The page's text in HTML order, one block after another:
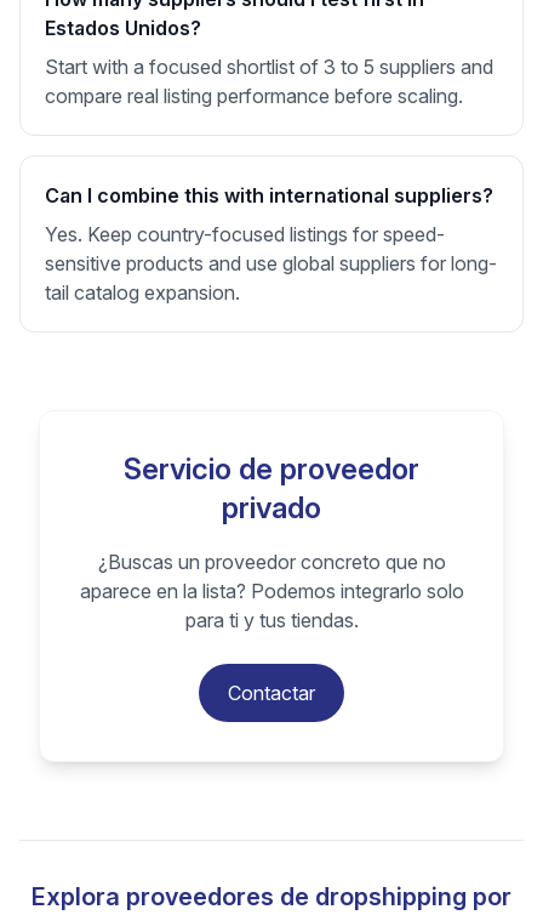
Estados Unidos?
Start with a focused shortlist of 3 to 5 suppliers and
compare real listing performance before scaling.
Can I combine this with international suppliers?
Yes. Keep country-focused listings for speed-
sensitive products and use global suppliers for long-
tail catalog expansion.
Servicio de proveedor
privado
¿Buscas un proveedor concreto que no
aparece en la lista? Podemos integrarlo solo
para ti y tus tiendas.
Contactar
Explora proveedores de dropshipping por